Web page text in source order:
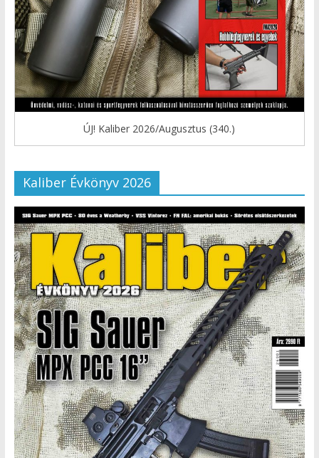
ÚJ! Kaliber 2026/Augusztus (340.)
Kaliber Évkönyv 2026